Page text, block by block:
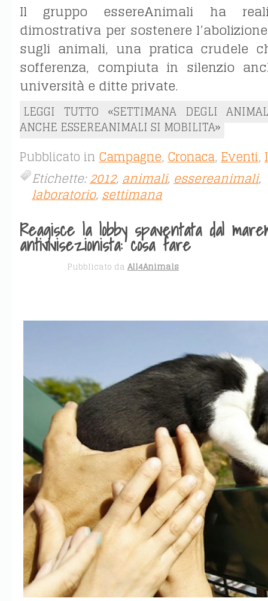
Il gruppo essereAnimali ha
dimostrativa per sostenere
sugli animali, una pratica crudele
sofferenza, compiuta in silenzio
università e ditte private.
LEGGI TUTTO «SETTIMANA DEGLI
ANCHE ESSEREANIMALI SI MOBILITA»
Pubblicato in Campagne, Cronaca, Eventi,
Etichette:2012,animali,essereanimali,
laboratorio,settimana
Reagisce la lobby spaventata dal
antivivisezionista: cosa fare
Pubblicato da All4Animals